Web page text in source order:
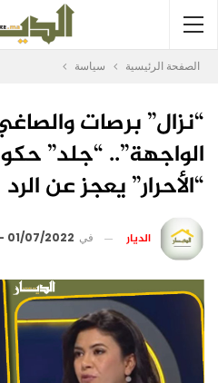
الصفحة الرئيسية سياسة
“نزال” برصات
الواجهة”.. “جلد”
“الأحرار” يعجز عن الرد
الديار في 01/07/2022 - 22:04